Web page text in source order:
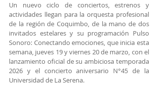
Un nuevo ciclo de conciertos, estrenos y
actividades llegan para la orquesta profesional
de la región de Coquimbo, de la mano de dos
invitados estelares y su programación Pulso
Sonoro: Conectando emociones, que inicia esta
semana, jueves 19 y viernes 20 de marzo, con el
lanzamiento oficial de su ambiciosa temporada
2026 y el concierto aniversario N°45 de la
Universidad de La Serena.